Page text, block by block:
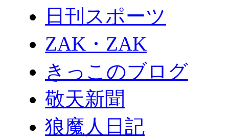
日刊スポーツ
ZAK・ZAK
きっこのブログ
敬天新聞
狼魔人日記